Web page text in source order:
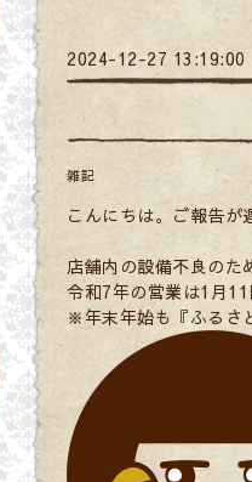
2024-12-27 13:19:00
雑記
こんにちは。ご報告が
店舗内の設備不良のた
令和7年の営業は1月
※年末年始も『ふるさ